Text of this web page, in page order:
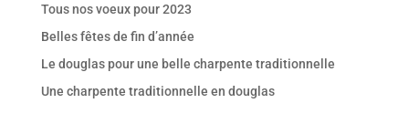
Tous nos voeux pour 2023
Belles fêtes de fin d’année
Le douglas pour une belle charpente traditionnelle
Une charpente traditionnelle en douglas